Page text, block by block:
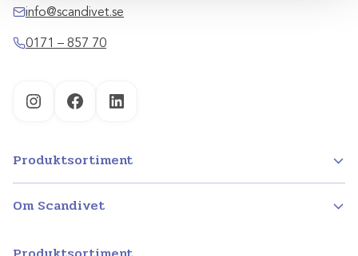
info@scandivet.se
0171 – 857 70
InstagramFacebookLinkedIn
Produktsortiment
Om Scandivet